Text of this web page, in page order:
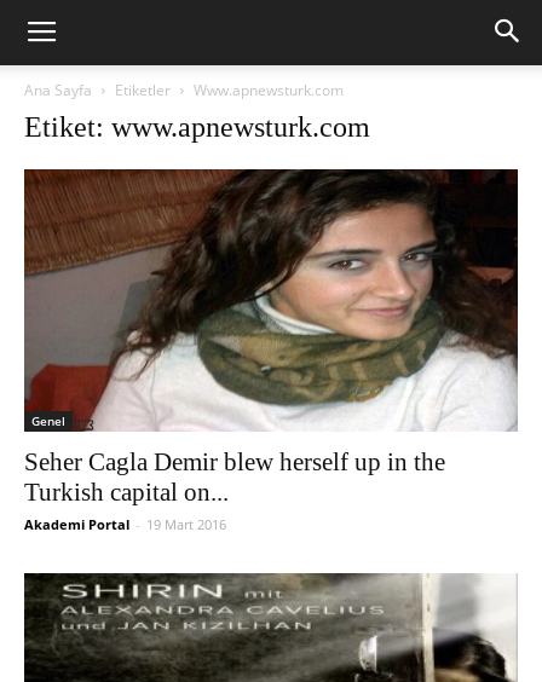
Ana Sayfa Etiketler Www.apnewsturk.com
Etiket: www.apnewsturk.com
Genel
Seher Cagla Demir blew herself up in the
Turkish capital on...
Akademi Portal - 19 Mart 2016